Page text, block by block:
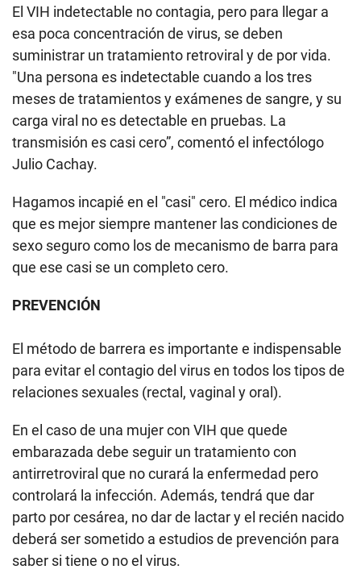
El VIH indetectable no contagia, pero para llegar a
esa poca concentración de virus, se deben
suministrar un tratamiento retroviral y de por vida.
"Una persona es indetectable cuando a los tres
meses de tratamientos y exámenes de sangre, y su
carga viral no es detectable en pruebas. La
transmisión es casi cero”, comentó el infectólogo
Julio Cachay.
Hagamos incapié en el "casi" cero. El médico indica
que es mejor siempre mantener las condiciones de
sexo seguro como los de mecanismo de barra para
que ese casi se un completo cero.
PREVENCIÓN
El método de barrera es importante e indispensable
para evitar el contagio del virus en todos los tipos de
relaciones sexuales (rectal, vaginal y oral).
En el caso de una mujer con VIH que quede
embarazada debe seguir un tratamiento con
antirretroviral que no curará la enfermedad pero
controlará la infección. Además, tendrá que dar
parto por cesárea, no dar de lactar y el recién nacido
deberá ser sometido a estudios de prevención para
saber si tiene o no el virus.